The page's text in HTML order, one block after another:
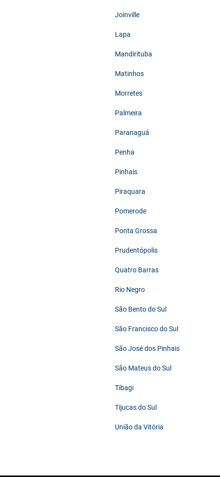
Joinville
Lapa
Mandirituba
Matinhos
Morretes
Palmeira
Paranaguá
Penha
Pinhais
Piraquara
Pomerode
Ponta Grossa
Prudentópolis
Quatro Barras
Rio Negro
São Bento do Sul
São Francisco do Sul
São José dos Pinhais
São Mateus do Sul
Tibagi
Tijucas do Sul
União da Vitória